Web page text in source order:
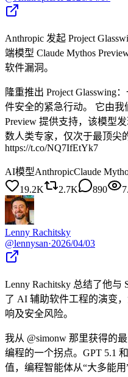
Anthropic 发起 Project
端模型 Claude Mythos
软件漏洞。
隆重推出 Project Glasswing
件安全的紧急行动。 它由我
Preview 提供支持，该模型
数人类专家，仅次于最顶尖
https://t.co/NQ7IfEtYk7
AI模型AnthropicClaude
19.2K
2.7K 890
Lenny Rachitsky
@lennysan·2026/04/03
Lenny Rachitsky 总结了他与
了 AI 辅助软件工程的演变
响及安全风险。
我从 @simonw 那里获得的
编程的一个拐点。GPT 5.1
值，编程智能体从“大多能